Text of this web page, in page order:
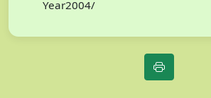
Year2004/